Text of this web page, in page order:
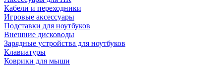
Кабели и переходники
Игровые аксессуары
Подставки для ноутбуков
Внешние дисководы
Зарядные устройства для ноутбуков
Клавиатуры
Коврики для мыши